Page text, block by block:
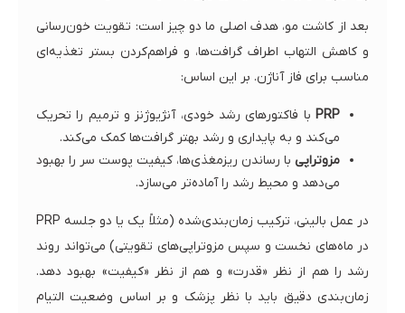
بعد از کاشت مو، هدف اصلی ما دو چیز است: تقویت خون‌رسانی
و کاهش التهاب اطراف گرافت‌ها، و فراهم‌کردن بستر تغذیه‌ای
مناسب برای فاز آناژن. بر این اساس:
PRP با فاکتورهای رشد خودی، آنژیوژنز و ترمیم را تحریک
می‌کند و به پایداری و رشد بهتر گرافت‌ها کمک می‌کند.
مزوتراپی با رساندن ریزمغذی‌ها، کیفیت پوست سر را بهبود
می‌دهد و محیط رشد را آماده‌تر می‌سازد.
در عمل بالینی، ترکیب زمان‌بندی‌شده (مثلاً یک یا دو جلسه PRP
در ماه‌های نخست و سپس مزوتراپی‌های تقویتی) می‌تواند روند
رشد را هم از نظر «قدرت» و هم از نظر «کیفیت» بهبود دهد.
زمان‌بندی دقیق باید با نظر پزشک و بر اساس وضعیت التیام